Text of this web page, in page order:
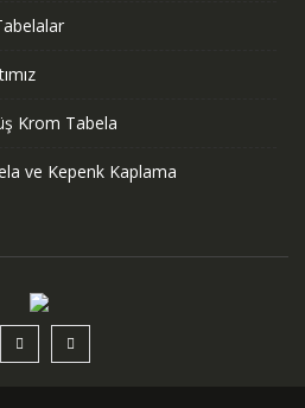
Krom Tabela
ve Kepenk Kaplama